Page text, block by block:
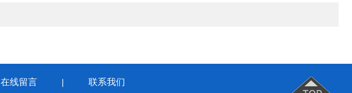
在线留言 | 联系我们